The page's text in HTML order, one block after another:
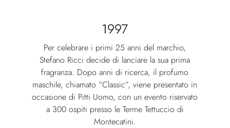
1997
Per celebrare i primi 25 anni del marchio,
Stefano Ricci decide di lanciare la sua prima
fragranza. Dopo anni di ricerca, il profumo
maschile, chiamato “Classic”, viene presentato in
occasione di Pitti Uomo, con un evento riservato
a 300 ospiti presso le Terme Tettuccio di
Montecatini.